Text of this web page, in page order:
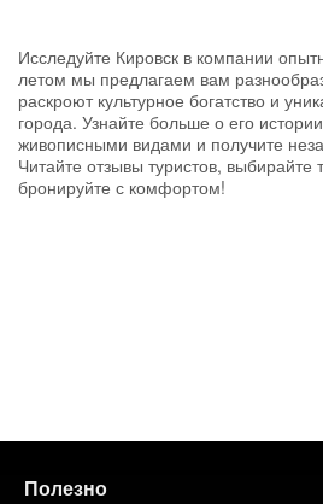
Исследуйте Кировск в компании
летом мы предлагаем вам
раскроют культурное богатство и
города. Узнайте больше о его
живописными видами и получите
Читайте отзывы туристов, выбирайте
бронируйте с комфортом!
Полезно